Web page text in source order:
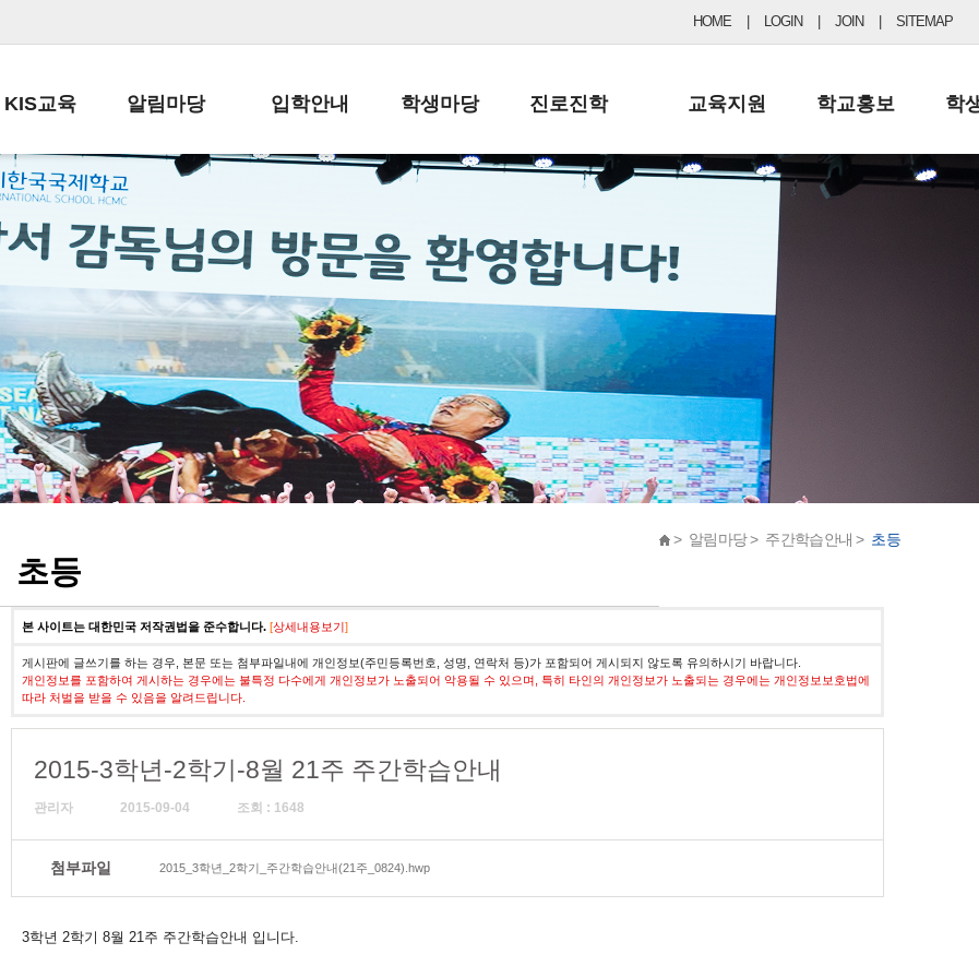
HOME LOGIN JOIN SITEMAP
KIS교육
교육목표
학사일정
일과시간표
성과평가자료
알림마당
공지사항
납부금 안내
스쿨버스 운행 안내
급식안내
서식자료실
학부모방
정기고사 기출문제
입학안내
전-편입 서류양식
입학금/수업료
교복구입안내
학생마당
학생생활규정
학교신문
자율진로동아리
유초등 소식지
진로진학
공지사항 및 입시자료
드림레터
교육지원
행정실
학교운영위원회
학교건축기금
학교홍보
보도자료
학
> 알림마당 > 주간학습안내 > 초등
초등
본 사이트는 대한민국 저작권법을 준수합니다. [상세내용보기]
게시판에 글쓰기를 하는 경우, 본문 또는 첨부파일내에 개인정보(주민등록번호, 성명, 연락처 등)가 포함되어 게시되지 않도록 유의하시기 바랍니다.
개인정보를 포함하여 게시하는 경우에는 불특정 다수에게 개인정보가 노출되어 악용될 수 있으며, 특히 타인의 개인정보가 노출되는 경우에는 개인정보보호법에
따라 처벌을 받을 수 있음을 알려드립니다.
2015-3학년-2학기-8월 21주 주간학습안내
관리자 2015-09-04 조회 : 1648
첨부파일 2015_3학년_2학기_주간학습안내(21주_0824).hwp
3학년 2학기 8월 21주 주간학습안내 입니다.